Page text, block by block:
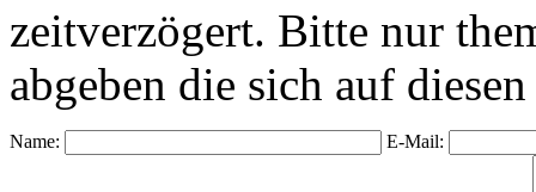
zeitverzögert. Bitte nur
abgeben die sich auf
Name: E-Mail: